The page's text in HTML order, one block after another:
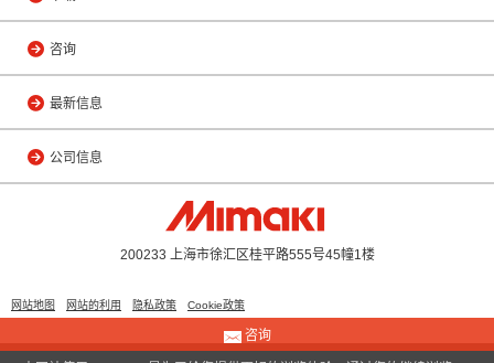
咨询
最新信息
公司信息
200233 上海市徐汇区桂平路555号45幢1楼
网站地图 网站的利用 隐私政策 Cookie政策
咨询